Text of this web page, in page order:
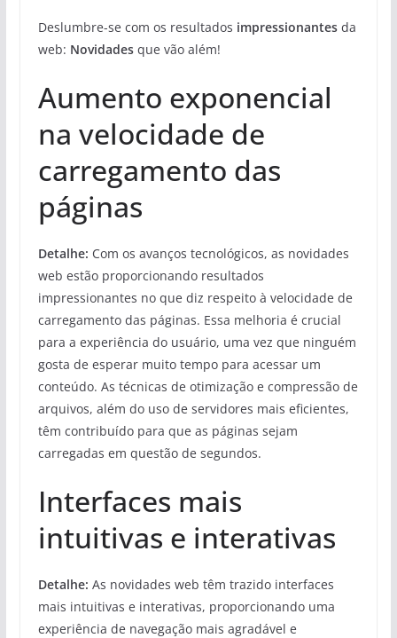
Deslumbre-se com os resultados impressionantesda
web: Novidadesque vão além!
Aumento exponencial
na velocidade de
carregamento das
páginas
Detalhe: Com os avanços tecnológicos, as novidades
web estão proporcionando resultados
impressionantes no que diz respeito à velocidade de
carregamento das páginas. Essa melhoria é crucial
para a experiência do usuário, uma vez que ninguém
gosta de esperar muito tempo para acessar um
conteúdo. As técnicas de otimização e compressão de
arquivos, além do uso de servidores mais eficientes,
têm contribuído para que as páginas sejam
carregadas em questão de segundos.
Interfaces mais
intuitivas e interativas
Detalhe: As novidades web têm trazido interfaces
mais intuitivas e interativas, proporcionando uma
experiência de navegação mais agradável e